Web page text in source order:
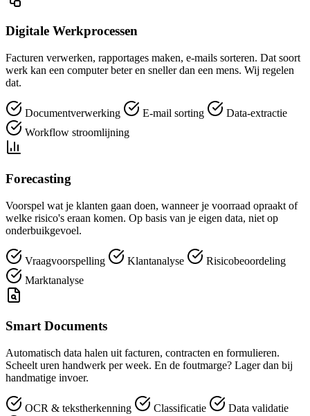
Digitale Werkprocessen
Facturen verwerken, rapportages maken, e-mails sorteren. Dat soort
werk kan een computer beter en sneller dan een mens. Wij regelen
dat.
Documentverwerking E-mail sorting
Data-extractie
Workflow stroomlijning
Forecasting
Voorspel wat je klanten gaan doen, wanneer je voorraad opraakt of
welke risico's eraan komen. Op basis van je eigen data, niet op
onderbuikgevoel.
Vraagvoorspelling Klantanalyse
Risicobeoordeling
Marktanalyse
Smart Documents
Automatisch data halen uit facturen, contracten en formulieren.
Scheelt uren handwerk per week. En de foutmarge? Lager dan bij
handmatige invoer.
OCR & tekstherkenning Classificatie Data validatie